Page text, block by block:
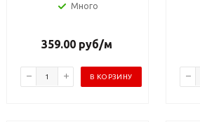
Много
359.00руб/м
В КОРЗИНУ